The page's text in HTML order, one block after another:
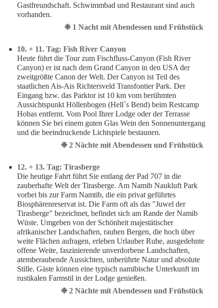
Gastfreundschaft. Schwimmbad und Restaurant sind auch
vorhanden.
❉ 1 Nacht mit Abendessen und Frühstück
10. + 11. Tag: Fish River Canyon
Heute führt die Tour zum Fischfluss-Canyon (Fish River
Canyon) er ist nach dem Grand Canyon in den USA der
zweitgrößte Canon der Welt. Der Canyon ist Teil des
staatlichen Ais-Ais Richtersveld Transfontier Park. Der
Eingang bzw. das Parktor ist 10 km vom berühmten
Aussichtspunkt Höllenbogen (Hell`s Bend) beim Restcamp
Hobas entfernt. Vom Pool Ihrer Lodge oder der Terrasse
können Sie bei einem guten Glas Wein den Sonnenuntergang
und die beeindruckende Lichtspiele bestaunen.
❉ 2 Nächte mit Abendessen und Frühstück
12. + 13. Tag: Tirasberge
Die heutige Fahrt führt Sie entlang der Pad 707 in die
zauberhafte Welt der Tirasberge. Am Namib Naukluft Park
vorbei bis zur Farm Namtib, die ein privat geführtes
Biosphärenreservat ist. Die Farm oft als das "Juwel der
Tirasberge" bezeichnet, befindet sich am Rande der Namib
Wüste. Umgeben von der Schönheit majestätischer
afrikanischer Landschaften, rauhen Bergen, die hoch über
weite Flächen aufragen, erleben Urlauber Ruhe, ausgedehnte
offene Weite, faszinierende unverdorbene Landschaften,
atemberaubende Aussichten, unberührte Natur und absolute
Stille. Gäste können eine typisch namibische Unterkunft im
rustikalen Farmstil in der Lodge genießen.
❉ 2 Nächte mit Abendessen und Frühstück